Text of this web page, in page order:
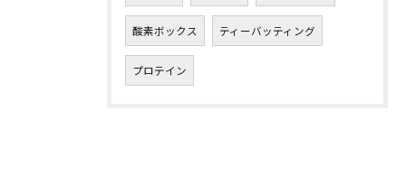
酸素ボックス ティーバッティング
プロテイン